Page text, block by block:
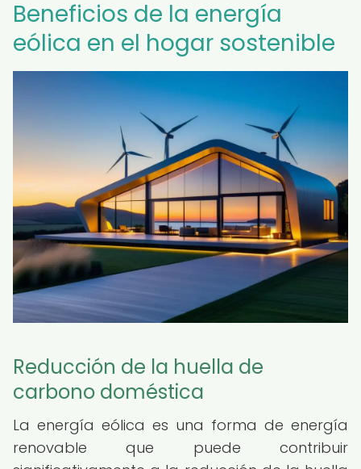
Beneficios de la energía
eólica en el hogar sostenible
Reducción de la huella de
carbono doméstica
La energía eólica es una forma de energía
renovable que puede contribuir